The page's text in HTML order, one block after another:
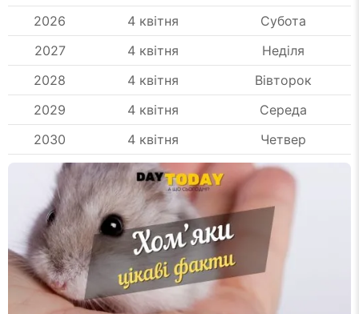
2026
4 квітня
Субота
2027
4 квітня
Неділя
2028
4 квітня
Вівторок
2029
4 квітня
Середа
2030
4 квітня Четвер